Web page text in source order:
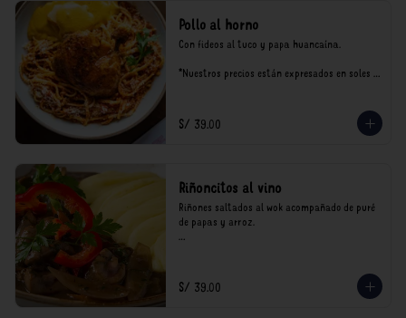
Pollo al horno
Con fideos al tuco y papa huancaína.
*Nuestros precios están expresados en soles e
S/ 39.00
Riñoncitos al vino
Riñones saltados al wok acompañado de puré
de papas y arroz.
consumo.
S/ 39.00